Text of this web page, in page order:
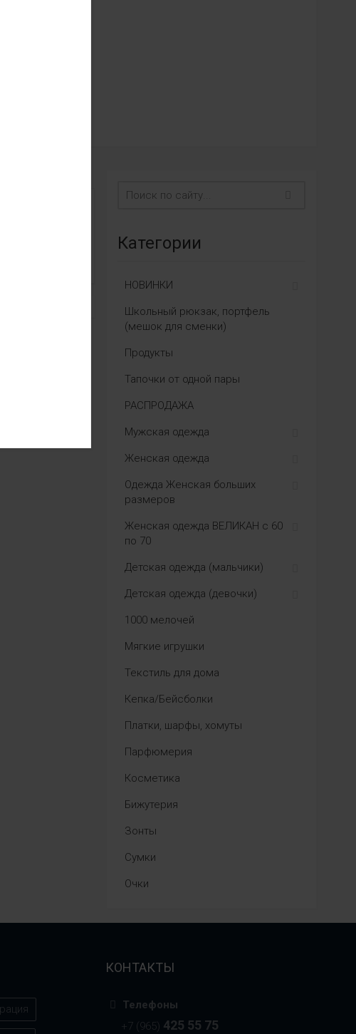
Категории
НОВИНКИ
Школьный рюкзак, портфель
(мешок для сменки)
Продукты
Тапочки от одной пары
РАСПРОДАЖА
Мужская одежда
Женская одежда
Одежда Женская больших
размеров
Женская одежда ВЕЛИКАН с 60
по 70
Детская одежда (мальчики)
Детская одежда (девочки)
1000 мелочей
Мягкие игрушки
Текстиль для дома
Кепка/Бейсболки
Платки, шарфы, хомуты
Парфюмерия
Косметика
Бижутерия
Зонты
Сумки
Очки
КОНТАКТЫ
Телефоны
+7 (965) 425 55 75